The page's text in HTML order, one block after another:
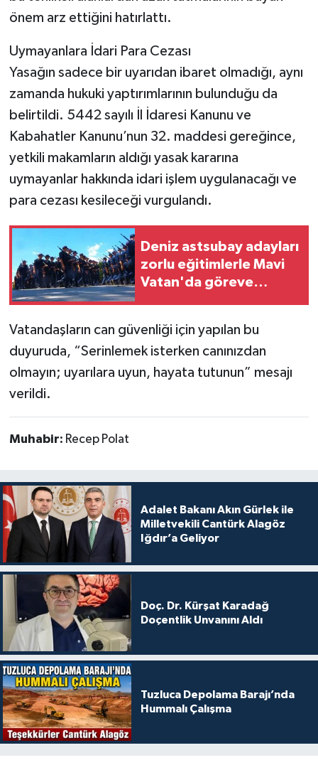
önem arz ettiğini hatırlattı.
Uymayanlara İdari Para Cezası
Yasağın sadece bir uyarıdan ibaret olmadığı, aynı
zamanda hukuki yaptırımlarının bulunduğu da
belirtildi. 5442 sayılı İl İdaresi Kanunu ve
Kabahatler Kanunu’nun 32. maddesi gereğince,
yetkili makamların aldığı yasak kararına
uymayanlar hakkında idari işlem uygulanacağı ve
para cezası kesileceği vurgulandı.
Deniz astsubay adayları
zorlu eğitimlerle Mavi
Vatan'da göreve
Vatandaşların can güvenliği için yapılan bu
duyuruda, “Serinlemek isterken canınızdan
olmayın; uyarılara uyun, hayata tutunun” mesajı
verildi.
Muhabir: Recep Polat
Adalet Bakanı Akın Gürlek ile
Milletvekili Cantürk Alagöz
Iğdır’a Geliyor
Doç. Dr. Kürşat Karadağ
Doçentlik Unvanını Aldı
Tuzluca Depolama Barajı’nda
Hummalı Çalışma